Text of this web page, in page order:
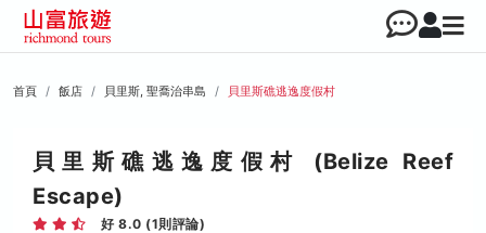
首頁 飯店 貝里斯, 聖喬治串島 貝里斯礁逃逸度假村
貝里斯礁逃逸度假村 (Belize Reef
Escape)
好 8.0 (1則評論)